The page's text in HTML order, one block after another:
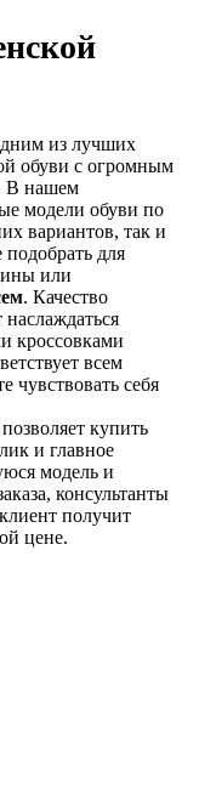
из лучших
обуви с огромным
В нашем
модели обуви по
вариантов, так и
для
или
. Качество
кроссовками
всем
чувствовать себя
купить
и главное
модель и
консультанты
получит
цене.